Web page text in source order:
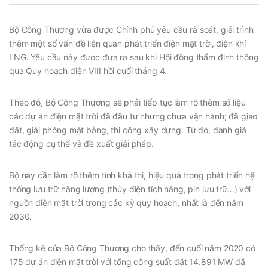
Bộ Công Thương vừa được Chính phủ yêu cầu rà soát, giải trình
thêm một số vấn đề liên quan phát triển điện mặt trời, điện khí
LNG. Yêu cầu này được đưa ra sau khi Hội đồng thẩm định thông
qua Quy hoạch điện VIII hồi cuối tháng 4.
Theo đó, Bộ Công Thương sẽ phải tiếp tục làm rõ thêm số liệu
các dự án điện mặt trời đã đầu tư nhưng chưa vận hành; đã giao
đất, giải phóng mặt bằng, thi công xây dựng. Từ đó, đánh giá
tác động cụ thể và đề xuất giải pháp.
Bộ này cần làm rõ thêm tính khả thi, hiệu quả trong phát triển hệ
thống lưu trữ năng lượng (thủy điện tích năng, pin lưu trữ…) với
nguồn điện mặt trời trong các kỳ quy hoạch, nhất là đến năm
2030.
Thống kê của Bộ Công Thương cho thấy, đến cuối năm 2020 có
175 dự án điện mặt trời với tổng công suất đặt 14.891 MW đã